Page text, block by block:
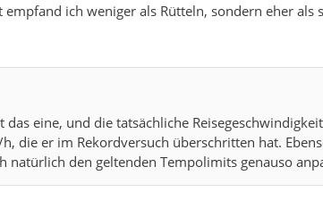
empfand ich weniger als Rütteln, sondern eher
eine, und die tatsächliche
die er im Rekordversuch überschritten hat.
natürlich den geltenden Tempolimits genauso